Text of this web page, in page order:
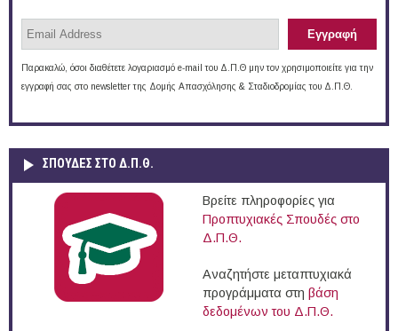
Παρακαλώ, όσοι διαθέτετε λογαριασμό e-mail του Δ.Π.Θ μην τον χρησιμοποιείτε για την
εγγραφή σας στο newsletter της Δομής Απασχόλησης & Σταδιοδρομίας του Δ.Π.Θ.
ΣΠΟΥΔΈΣ ΣΤΟ Δ.Π.Θ.
Βρείτε πληροφορίες για
Προπτυχιακές Σπουδές στο
Δ.Π.Θ.
Αναζητήστε μεταπτυχιακά
προγράμματα στη βάση
δεδομένων του Δ.Π.Θ.